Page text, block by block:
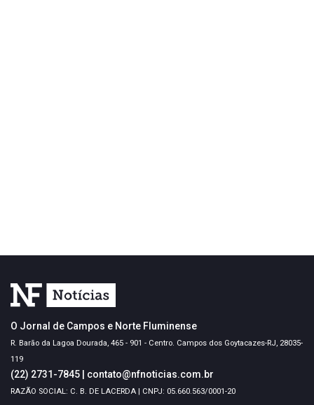
O Jornal de Campos e Norte Fluminense
R. Barão da Lagoa Dourada, 465 - 901 - Centro. Campos dos Goytacazes-RJ, 28035-
119
(22) 2731-7845 contato@nfnoticias.com.br
RAZÃO SOCIAL: C. B. DE LACERDA | CNPJ: 05.660.563/0001-20